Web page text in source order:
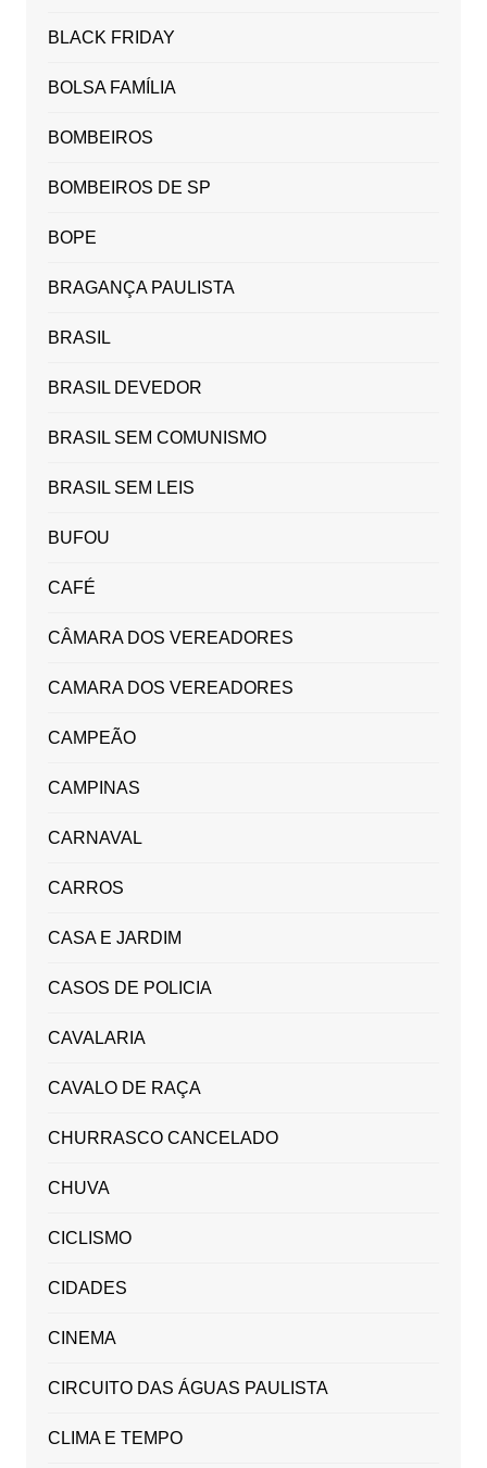
BLACK FRIDAY
BOLSA FAMÍLIA
BOMBEIROS
BOMBEIROS DE SP
BOPE
BRAGANÇA PAULISTA
BRASIL
BRASIL DEVEDOR
BRASIL SEM COMUNISMO
BRASIL SEM LEIS
BUFOU
CAFÉ
CÂMARA DOS VEREADORES
CAMARA DOS VEREADORES
CAMPEÃO
CAMPINAS
CARNAVAL
CARROS
CASA E JARDIM
CASOS DE POLICIA
CAVALARIA
CAVALO DE RAÇA
CHURRASCO CANCELADO
CHUVA
CICLISMO
CIDADES
CINEMA
CIRCUITO DAS ÁGUAS PAULISTA
CLIMA E TEMPO